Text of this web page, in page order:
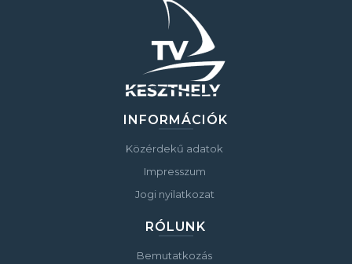
INFORMÁCIÓK
Közérdekű adatok
Impresszum
Jogi nyilatkozat
RÓLUNK
Bemutatkozás